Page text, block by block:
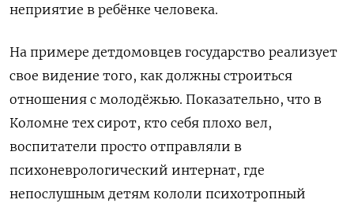
неприятие в ребёнке человека.
На примере детдомовцев государство реализует
свое видение того, как должны строиться
отношения с молодёжью. Показательно, что в
Коломне тех сирот, кто себя плохо вел,
воспитатели просто отправляли в
психоневрологический интернат, где
непослушным детям кололи психотропный